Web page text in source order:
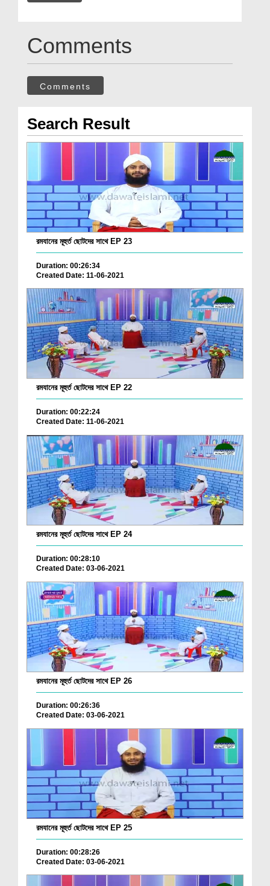
Comments
Comments
Search Result
রমযানের মূহুর্ত ছোটদের সাথে EP 23
Duration: 00:26:34
Created Date: 11-06-2021
রমযানের মূহুর্ত ছোটদের সাথে EP 22
Duration: 00:22:24
Created Date: 11-06-2021
রমযানের মূহুর্ত ছোটদের সাথে EP 24
Duration: 00:28:10
Created Date: 03-06-2021
রমযানের মূহুর্ত ছোটদের সাথে EP 26
Duration: 00:26:36
Created Date: 03-06-2021
রমযানের মূহুর্ত ছোটদের সাথে EP 25
Duration: 00:28:26
Created Date: 03-06-2021